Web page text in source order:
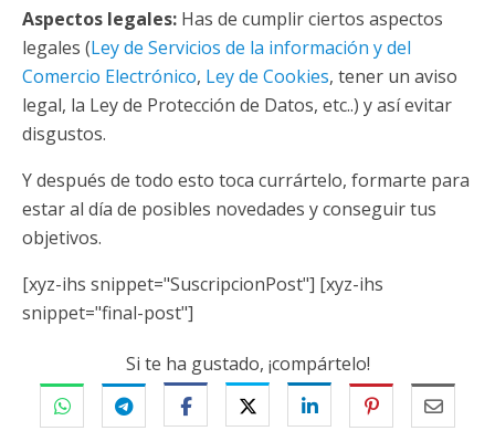
Aspectos legales: Has de cumplir ciertos aspectos
legales (Ley de Servicios de la información y del
Comercio Electrónico, Ley de Cookies, tener un aviso
legal, la Ley de Protección de Datos, etc..) y así evitar
disgustos.
Y después de todo esto toca currártelo, formarte para
estar al día de posibles novedades y conseguir tus
objetivos.
[xyz-ihs snippet="SuscripcionPost"] [xyz-ihs
snippet="final-post"]
Si te ha gustado, ¡compártelo!